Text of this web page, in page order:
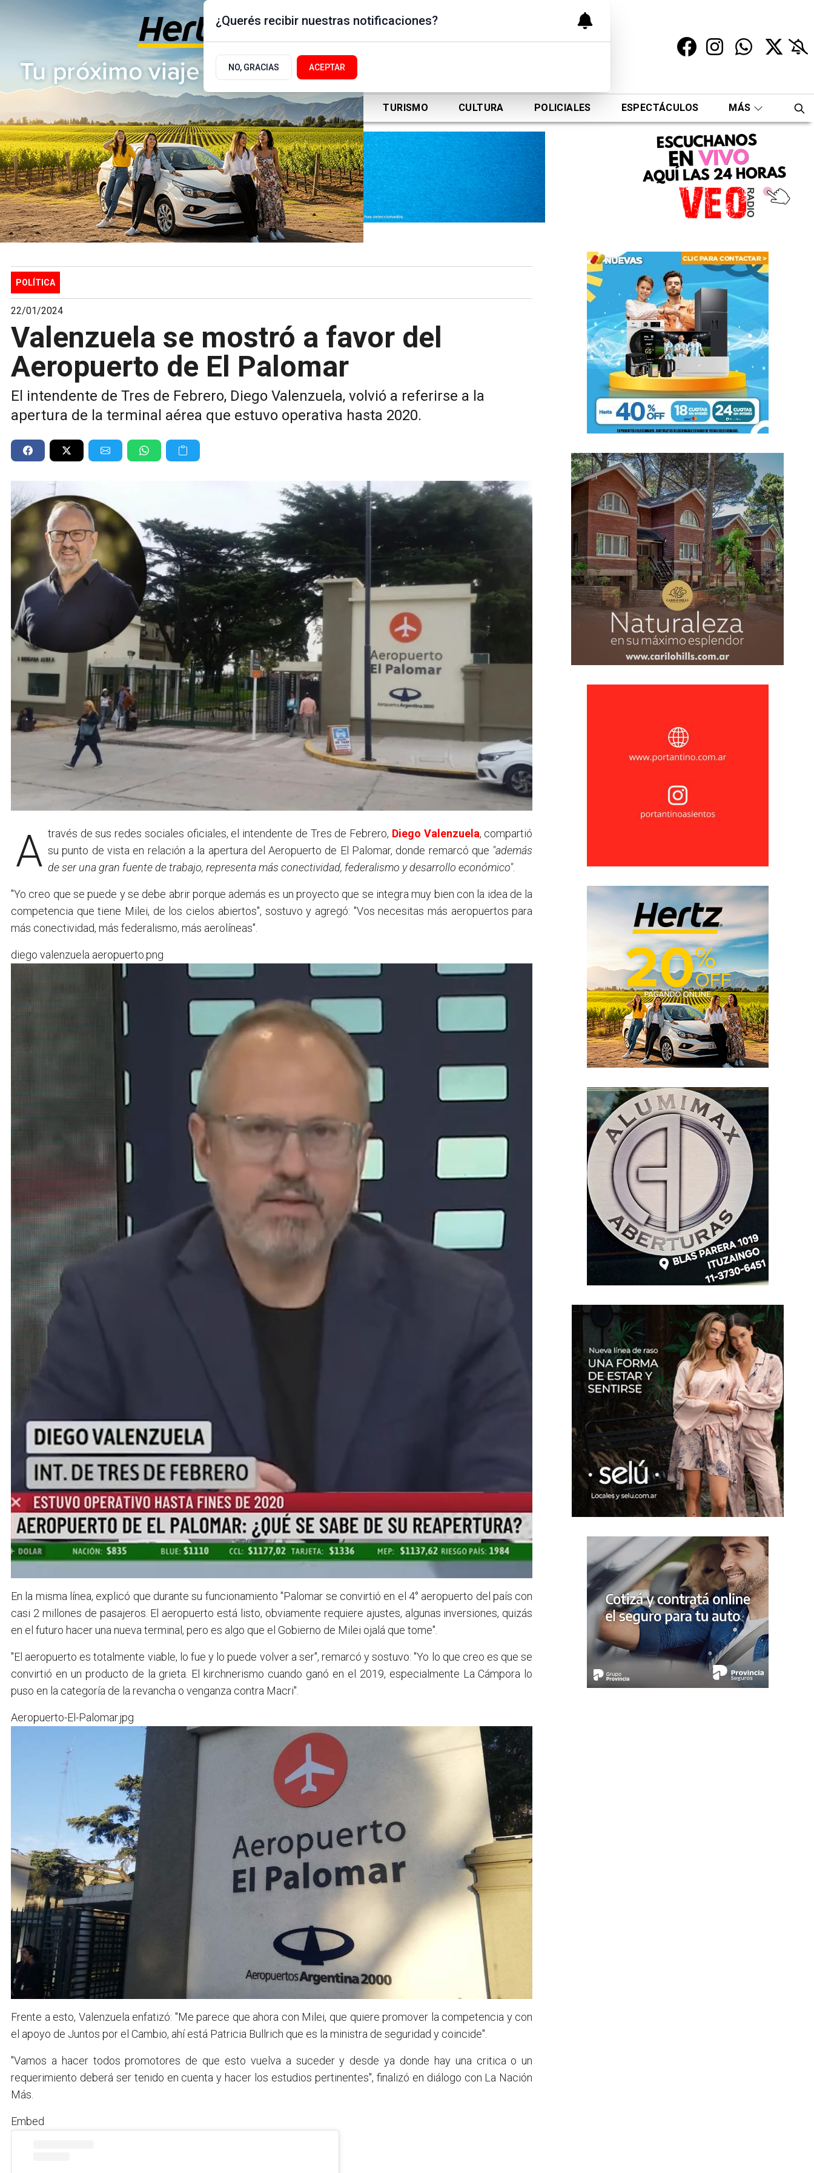
Viernes 7 de Agosto
de 2026
17.9ºc | Buenos Aires, AR
ACTUALIDAD POLÍTICA DEPORTES TURISMO CULTURA POLICIALES ESPECTÁCULOS MÁS
POLÍTICA
22/01/2024
Valenzuela se mostró a favor del
Aeropuerto de El Palomar
El intendente de Tres de Febrero, Diego Valenzuela, volvió a referirse a la
apertura de la terminal aérea que estuvo operativa hasta 2020.
A través de sus redes sociales oficiales, el intendente de Tres de Febrero, Diego Valenzuela, compartió
su punto de vista en relación a la apertura del Aeropuerto de El Palomar, donde remarcó que "además
de ser una gran fuente de trabajo, representa más conectividad, federalismo y desarrollo económico".
"Yo creo que se puede y se debe abrir porque además es un proyecto que se integra muy bien con la idea de la
competencia que tiene Milei, de los cielos abiertos", sostuvo y agregó: "Vos necesitas más aeropuertos para
más conectividad, más federalismo, más aerolíneas".
diego valenzuela aeropuerto.png
En la misma línea, explicó que durante su funcionamiento "Palomar se convirtió en el 4° aeropuerto del país con
casi 2 millones de pasajeros. El aeropuerto está listo, obviamente requiere ajustes, algunas inversiones, quizás
en el futuro hacer una nueva terminal, pero es algo que el Gobierno de Milei ojalá que tome".
"El aeropuerto es totalmente viable, lo fue y lo puede volver a ser", remarcó y sostuvo: "Yo lo que creo es que se
convirtió en un producto de la grieta. El kirchnerismo cuando ganó en el 2019, especialmente La Cámpora lo
puso en la categoría de la revancha o venganza contra Macri".
Aeropuerto-El-Palomar.jpg
Frente a esto, Valenzuela enfatizó: "Me parece que ahora con Milei, que quiere promover la competencia y con
el apoyo de Juntos por el Cambio, ahí está Patricia Bullrich que es la ministra de seguridad y coincide".
"Vamos a hacer todos promotores de que esto vuelva a suceder y desde ya donde hay una critica o un
requerimiento deberá ser tenido en cuenta y hacer los estudios pertinentes", finalizó en diálogo con La Nación
Más.
Embed
¿Querés recibir nuestras notificaciones?
NO, GRACIAS ACEPTAR